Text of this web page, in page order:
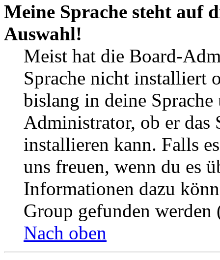
Meine Sprache steht auf
Auswahl!
Meist hat die Board-
Sprache nicht installiert
bislang in deine
Administrator, ob er das
installieren kann. Falls
uns freuen, wenn du es
Informationen dazu
Group gefunden
Nach oben